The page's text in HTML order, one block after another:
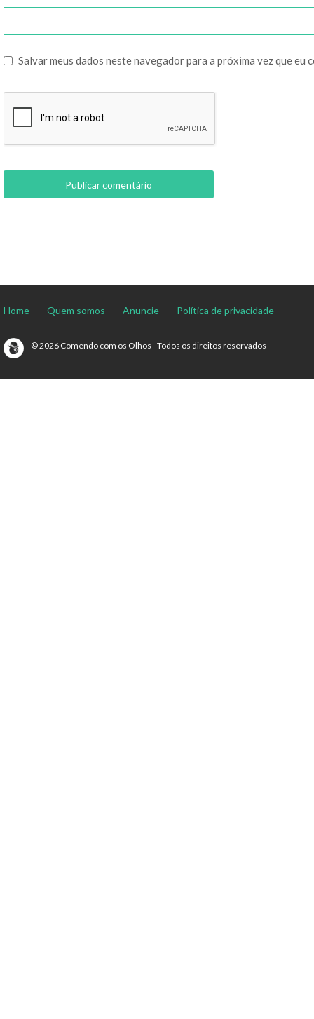
Salvar meus dados neste navegador para a próxima vez que eu
Home Quem somos Anuncie Política de privacidade
© 2026 Comendo com os Olhos - Todos os direitos reservados